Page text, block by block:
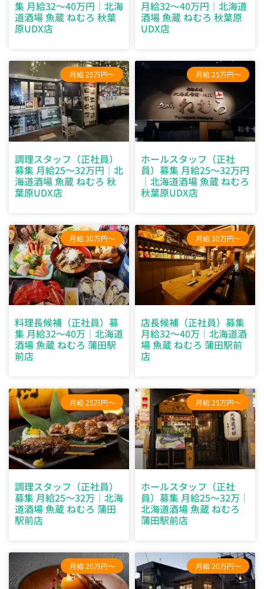
集 月給32～40万円｜北海
道酒場 魚蔵 ねむろ 秋葉
原UDX店
月給32～40万円｜北海道
酒場 魚蔵 ねむろ 秋葉原
UDX店
月給 25万円～
調理スタッフ（正社員）
募集 月給25～32万円｜北
海道酒場 魚蔵 ねむろ 秋
葉原UDX店
月給 25万円～
ホールスタッフ（正社
員）募集 月給25～32万円
｜北海道酒場 魚蔵 ねむろ
秋葉原UDX店
月給 30万円～
料理長候補（正社員）募
集 月給32～40万｜北海道
酒場 魚蔵 ねむろ 蒲田駅
前店
月給 30万円～
店長候補（正社員）募集
月給32～40万｜北海道酒
場 魚蔵 ねむろ 蒲田駅前
店
月給 25万円～
調理スタッフ（正社員）
募集 月給25～32万｜北海
道酒場 魚蔵 ねむろ 蒲田
駅前店
月給 25万円～
ホールスタッフ（正社
員）募集 月給25～32万｜
北海道酒場 魚蔵 ねむろ
蒲田駅前店
月給 20万円～ 月給 20万円～